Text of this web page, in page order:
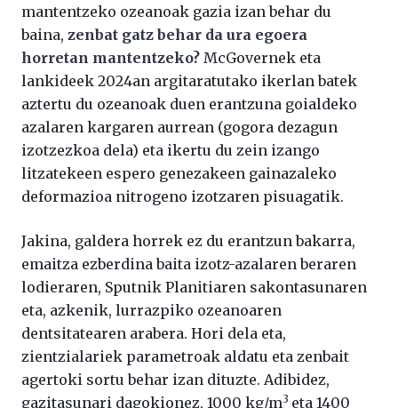
mantentzeko ozeanoak gazia izan behar du
baina, zenbat gatz behar da ura egoera
horretan mantentzeko? McGovernek eta
lankideek 2024an argitaratutako ikerlan batek
aztertu du ozeanoak duen erantzuna goialdeko
azalaren kargaren aurrean (gogora dezagun
izotzezkoa dela) eta ikertu du zein izango
litzatekeen espero genezakeen gainazaleko
deformazioa nitrogeno izotzaren pisuagatik.
Jakina, galdera horrek ez du erantzun bakarra,
emaitza ezberdina baita izotz-azalaren beraren
lodieraren, Sputnik Planitiaren sakontasunaren
eta, azkenik, lurrazpiko ozeanoaren
dentsitatearen arabera. Hori dela eta,
zientzialariek parametroak aldatu eta zenbait
agertoki sortu behar izan dituzte. Adibidez,
gazitasunari dagokionez, 1000 kg/m3 eta 1400